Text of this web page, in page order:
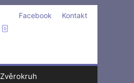
Kontakt
Facebook
Zvěrokruh